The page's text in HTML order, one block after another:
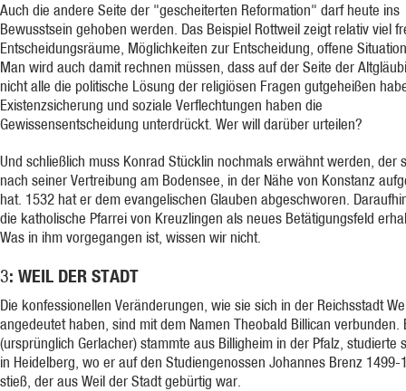
Auch die andere Seite der "gescheiterten Reformation" darf heute ins
Bewusstsein gehoben werden. Das Beispiel Rottweil zeigt relativ viel
Entscheidungsräume, Möglichkeiten zur Entscheidung, offene
Man wird auch damit rechnen müssen, dass auf der Seite der
nicht alle die politische Lösung der religiösen Fragen gutgeheißen
Existenzsicherung und soziale Verflechtungen haben die
Gewissensentscheidung unterdrückt. Wer will darüber urteilen?
Und schließlich muss Konrad Stücklin nochmals erwähnt werden, der
nach seiner Vertreibung am Bodensee, in der Nähe von Konstanz
hat. 1532 hat er dem evangelischen Glauben abgeschworen.
die katholische Pfarrei von Kreuzlingen als neues Betätigungsfeld
Was in ihm vorgegangen ist, wissen wir nicht.
3: WEIL DER STADT
Die konfessionellen Veränderungen, wie sie sich in der Reichsstadt
angedeutet haben, sind mit dem Namen Theobald Billican verbunden.
(ursprünglich Gerlacher) stammte aus Billigheim in der Pfalz, studierte
in Heidelberg, wo er auf den Studiengenossen Johannes Brenz 1499-
stieß, der aus Weil der Stadt gebürtig war.